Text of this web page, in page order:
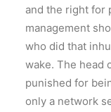
and the right for
management
who did that
wake. The head
punished for
only a network